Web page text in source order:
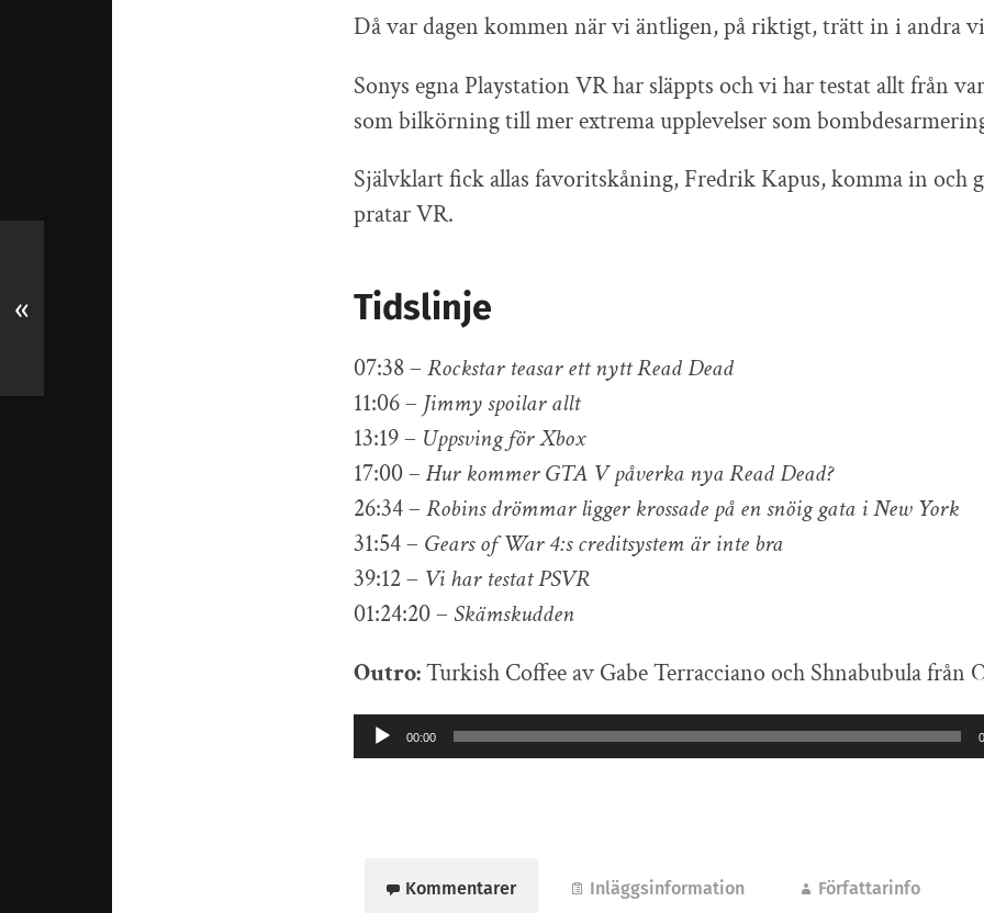
Då var dagen kommen när vi äntligen, på riktigt, trätt in i andra
Sonys egna Playstation VR har släppts och vi har testat allt från
som bilkörning till mer extrema upplevelser som
Självklart fick allas favoritskåning, Fredrik Kapus, komma in och
pratar VR.
Tidslinje
07:38 – Rockstar teasar ett nytt Read Dead
11:06 – Jimmy spoilar allt
13:19 – Uppsving för Xbox
17:00 – Hur kommer GTA V påverka nya Read Dead?
26:34 – Robins drömmar ligger krossade på en snöig gata i New York
31:54 – Gears of War 4:s creditsystem är inte bra
39:12 – Vi har testat PSVR
01:24:20 – Skämskudden
Outro:Turkish Coffee av Gabe Terracciano och Shnabubula från
Ljudspelare
00:00
Kommentarer Inläggsinformation Författarinfo
«